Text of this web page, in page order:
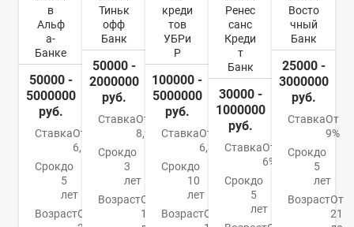
в
Альф
а-
Банке
50000 -
5000000
руб.
СтавкаОт
6,5%
Срокдо
5
лет
ВозрастОт
Тиньк
офф
Банк
50000 -
2000000
руб.
СтавкаОт
8,9%
Срокдо
3
лет
ВозрастОт
18
креди
тов
УБРи
Р
100000 -
5000000
руб.
СтавкаОт
6,3%
Срокдо
10
лет
ВозрастОт
Ренес
санс
Креди
т
Банк
30000 -
1000000
руб.
СтавкаОт
6%
Срокдо
5
лет
Восто
чный
Банк
25000 -
3000000
руб.
СтавкаОт
9%
Срокдо
5
лет
ВозрастОт
21